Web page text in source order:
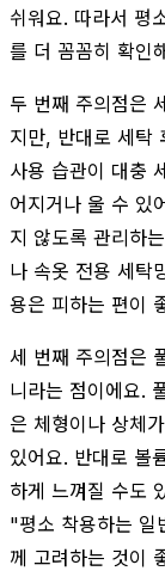
쉬워요. 따라서 평
를 더 꼼꼼히 확인
두 번째 주의점은
지만, 반대로 세탁
사용 습관이 대충
어지거나 울 수 있
지 않도록 관리하
나 속옷 전용 세탁
용은 피하는 편이
세 번째 주의점은
니라는 점이에요.
은 체형이나 상체
있어요. 반대로 볼
하게 느껴질 수도
"평소 착용하는
께 고려하는 것이